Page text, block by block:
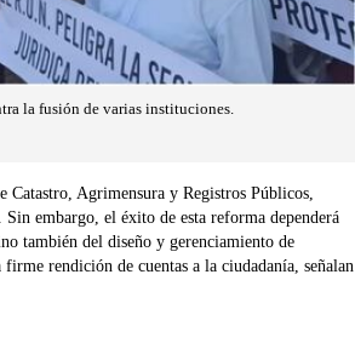
la fusión de varias instituciones.
Catastro, Agrimensura y Registros Públicos,
embargo, el éxito de esta reforma dependerá
también del diseño y gerenciamiento de
firme rendición de cuentas a la ciudadanía, señalan